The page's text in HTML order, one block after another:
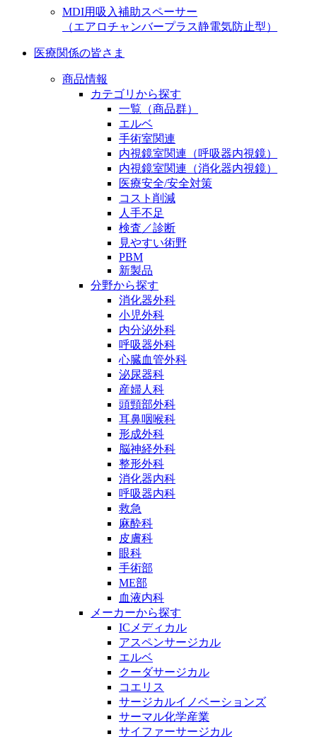
MDI用吸入補助スペーサー
（エアロチャンバープラス静電気防止型）
医療関係の皆さま
商品情報
カテゴリから探す
一覧（商品群）
エルベ
手術室関連
内視鏡室関連（呼吸器内視鏡）
内視鏡室関連（消化器内視鏡）
医療安全/安全対策
コスト削減
人手不足
検査／診断
見やすい術野
PBM
新製品
分野から探す
消化器外科
小児外科
内分泌外科
呼吸器外科
心臓血管外科
泌尿器科
産婦人科
頭頸部外科
耳鼻咽喉科
形成外科
脳神経外科
整形外科
消化器内科
呼吸器内科
救急
麻酔科
皮膚科
眼科
手術部
ME部
血液内科
メーカーから探す
ICメディカル
アスペンサージカル
エルベ
クーダサージカル
コエリス
サージカルイノベーションズ
サーマル化学産業
サイファーサージカル